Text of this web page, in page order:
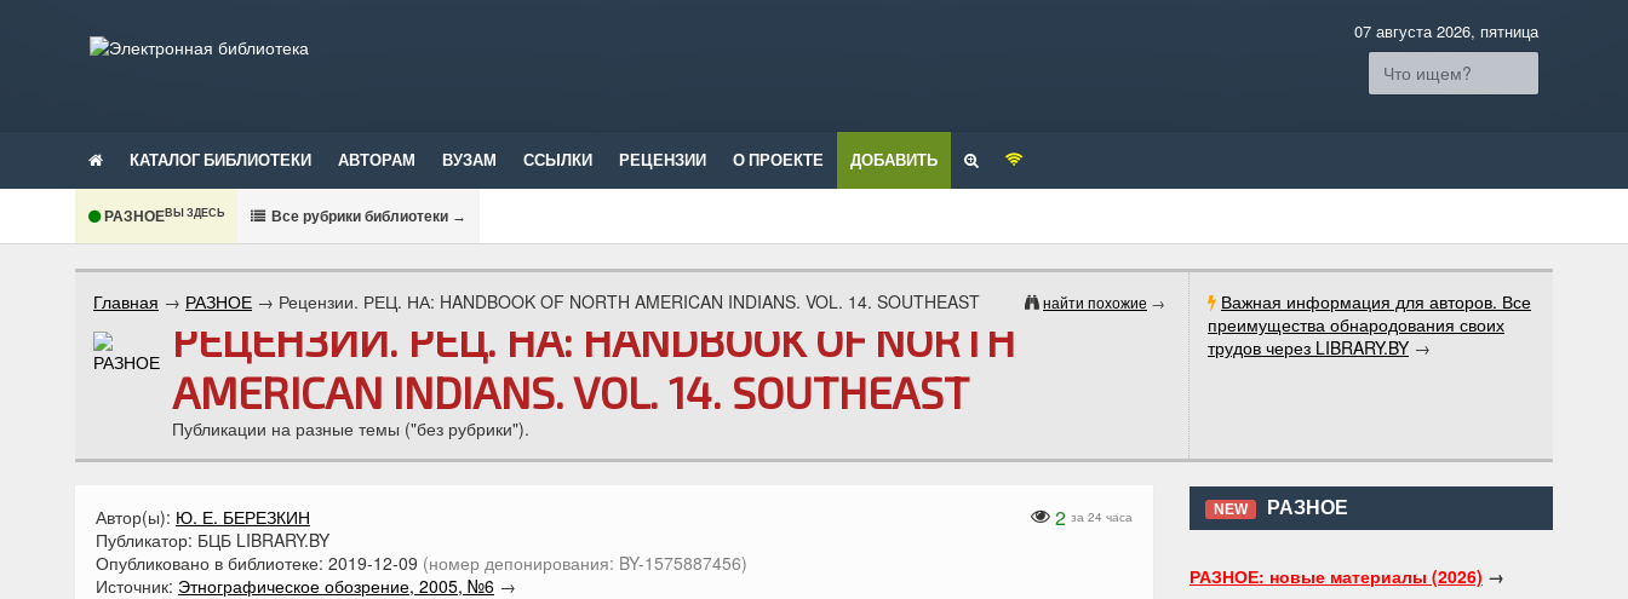
07 августа 2026, пятница
КАТАЛОГ БИБЛИОТЕКИ АВТОРАМ ВУЗАМ ССЫЛКИ РЕЦЕНЗИИ О ПРОЕКТЕ ДОБАВИТЬ
РАЗНОЕВЫ ЗДЕСЬ Все рубрики библиотеки →
Важная информация для авторов. Все
преимущества обнародования своих
трудов через LIBRARY.BY →
найти похожие →
Главная → РАЗНОЕ → Рецензии. РЕЦ. НА: HANDBOOK OF NORTH AMERICAN INDIANS. VOL. 14. SOUTHEAST
РЕЦЕНЗИИ. РЕЦ. НА: HANDBOOK OF NORTH
AMERICAN INDIANS. VOL. 14. SOUTHEAST
Публикации на разные темы ("без рубрики").
NEW РАЗНОЕ
РАЗНОЕ: новые материалы (2026) →
2 за 24 часа
Автор(ы): Ю. Е. БЕРЕЗКИН
Публикатор: БЦБ LIBRARY.BY
Опубликовано в библиотеке: 2019-12-09 (номер депонирования: BY-1575887456)
Источник: Этнографическое обозрение, 2005, №6 →